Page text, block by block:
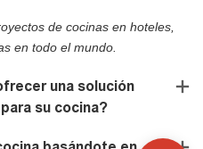
de cocinas en hoteles,
en todo el mundo.
una solución
su cocina?